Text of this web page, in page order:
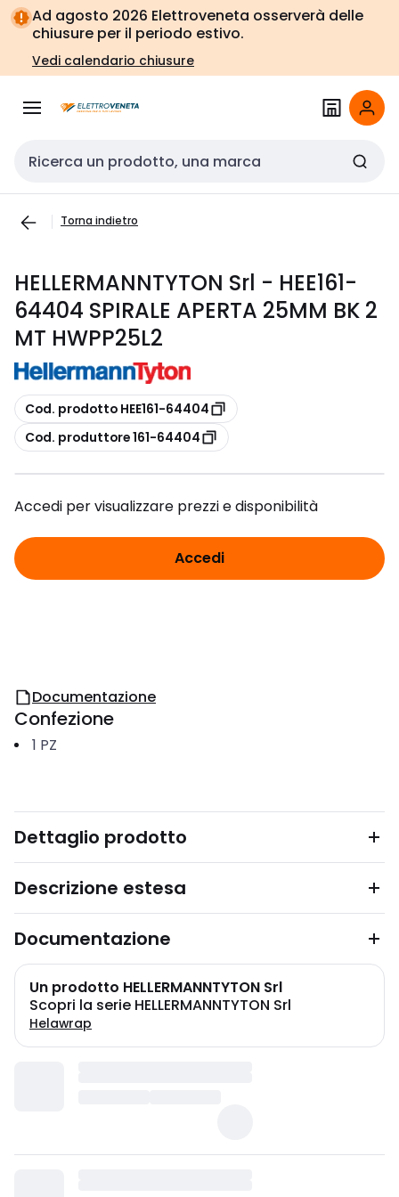
Vai alla
navigazione
Vai
alla
pagina
Ad agosto 2026 Elettroveneta osserverà delle
chiusure per il periodo estivo.
Vedi calendario chiusure
Cerca input
Torna indietro
HELLERMANNTYTON Srl - HEE161-
64404 SPIRALE APERTA 25MM BK 2
MT HWPP25L2
copia
Cod. prodotto HEE161-64404
copia
Cod. produttore 161-64404
Accedi per visualizzare prezzi e disponibilità
Accedi
Documentazione
Confezione
1 PZ
Dettaglio prodotto
Descrizione estesa
Documentazione
Un prodotto HELLERMANNTYTON Srl
Scopri la serie HELLERMANNTYTON Srl
Helawrap